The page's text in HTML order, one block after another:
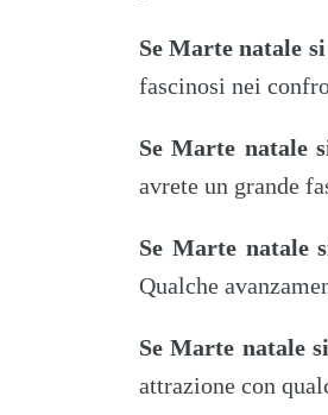
Se Marte natale
fascinosi nei
Se Marte natale
avrete un grande
Se Marte natale
Qualche
Se Marte natale
attrazione con